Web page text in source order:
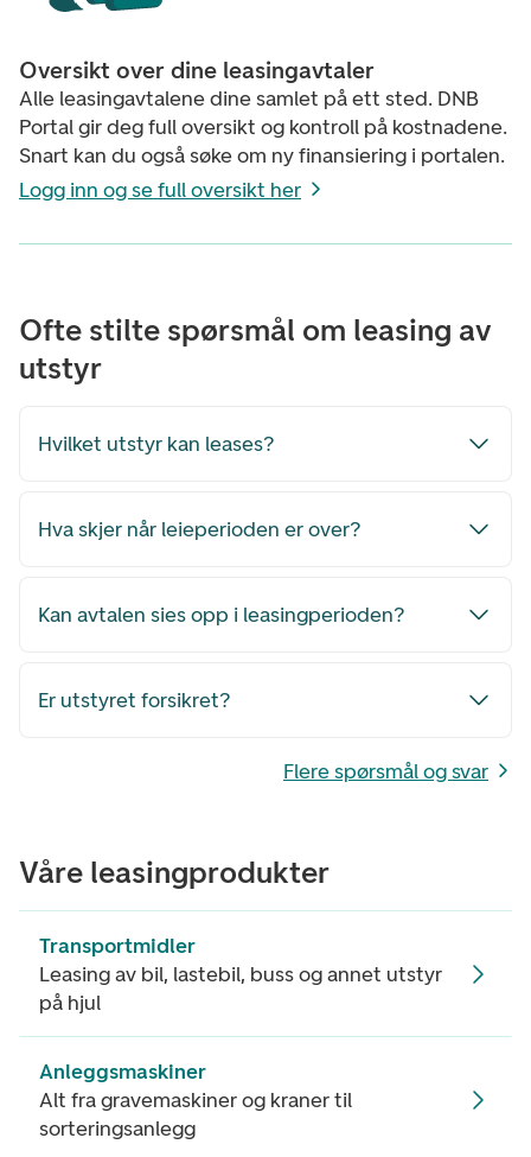
Oversikt over dine leasingavtaler
Alle leasingavtalene dine samlet på ett sted. DNB
Portal gir deg full oversikt og kontroll på kostnadene.
Snart kan du også søke om ny finansiering i portalen.
Logg inn og se full oversikt her
Ofte stilte spørsmål om leasing av
utstyr
Hvilket utstyr kan leases?
Hva skjer når leieperioden er over?
Kan avtalen sies opp i leasingperioden?
Er utstyret forsikret?
Flere spørsmål og svar
Våre leasingprodukter
Transportmidler
Leasing av bil, lastebil, buss og annet utstyr
på hjul
Anleggsmaskiner
Alt fra gravemaskiner og kraner til
sorteringsanlegg